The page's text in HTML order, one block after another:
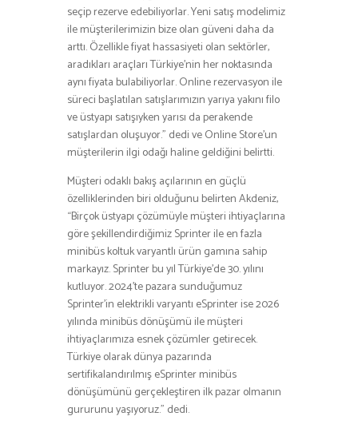
seçip rezerve edebiliyorlar. Yeni satış modelimiz
ile müşterilerimizin bize olan güveni daha da
arttı. Özellikle fiyat hassasiyeti olan sektörler,
aradıkları araçları Türkiye’nin her noktasında
aynı fiyata bulabiliyorlar. Online rezervasyon ile
süreci başlatılan satışlarımızın yarıya yakını filo
ve üstyapı satışıyken yarısı da perakende
satışlardan oluşuyor.” dedi ve Online Store’un
müşterilerin ilgi odağı haline geldiğini belirtti.
Müşteri odaklı bakış açılarının en güçlü
özelliklerinden biri olduğunu belirten Akdeniz,
“Birçok üstyapı çözümüyle müşteri ihtiyaçlarına
göre şekillendirdiğimiz Sprinter ile en fazla
minibüs koltuk varyantlı ürün gamına sahip
markayız. Sprinter bu yıl Türkiye’de 30. yılını
kutluyor. 2024’te pazara sunduğumuz
Sprinter’in elektrikli varyantı eSprinter ise 2026
yılında minibüs dönüşümü ile müşteri
ihtiyaçlarımıza esnek çözümler getirecek.
Türkiye olarak dünya pazarında
sertifikalandırılmış eSprinter minibüs
dönüşümünü gerçekleştiren ilk pazar olmanın
gururunu yaşıyoruz.” dedi.